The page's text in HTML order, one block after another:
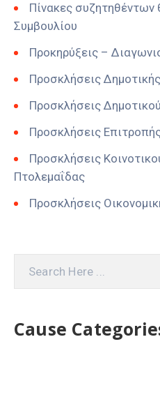
Πίνακες
Συμβουλίου
Προκηρύξεις –
Προσκλήσεις
Προσκλήσεις
Προσκλήσεις
Προσκλήσεις
Πτολεμαΐδας
Προσκλήσεις
Cause